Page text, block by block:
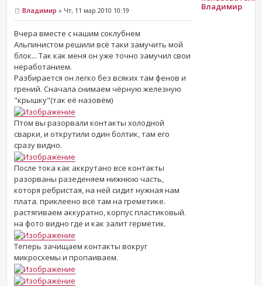
Владимир » Чт, 11 мар 2010 10:19
Вчера вместе с нашим соклубнем
Альпинистом решили всё таки замучить мой
блок... Так как меня он уже точно замучил свои
неработанием.
Разбирается он легко без всяких там фенов и
грений. Сначала снимаем чёрную железную
"крышку"(так её назовём)
Птом вы разорвали контакты холодной
сварки, и открутили один болтик, там его
сразу видно.
После тока как аккрутано все контакты
разорваны разеденяем нижнюю часть,
которя ребристая, на ней сидит нужная нам
плата. приклеено всё там на греметике.
растягиваем аккуратно, корпус пластиковый.
на фото видно где и как залит герметик.
Теперь зачищаем контакты вокруг
микросхемы и пропаиваем.
Владимир